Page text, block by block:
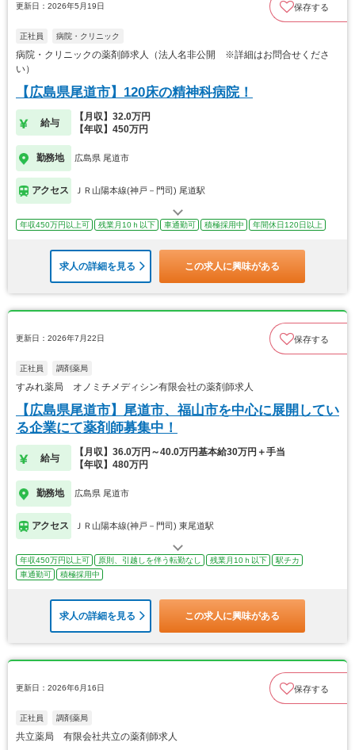
更新日：2026年5月19日 保存する
正社員 病院・クリニック
病院・クリニックの薬剤師求人（法人名非公開 ※詳細はお問合せくださ
い）
【広島県尾道市】120床の精神科病院！
給与
【月収】32.0万円
【年収】450万円
勤務地 広島県 尾道市
アクセス ＪＲ山陽本線(神戸－門司) 尾道駅
年収450万円以上可 残業月10ｈ以下 車通勤可 積極採用中 年間休日120日以上
求人の詳細を見る この求人に興味がある
更新日：2026年7月22日 保存する
正社員 調剤薬局
すみれ薬局 オノミチメディシン有限会社の薬剤師求人
【広島県尾道市】尾道市、福山市を中心に展開してい
る企業にて薬剤師募集中！
給与
【月収】36.0万円～40.0万円基本給30万円＋手当
【年収】480万円
勤務地 広島県 尾道市
アクセス ＪＲ山陽本線(神戸－門司) 東尾道駅
年収450万円以上可 原則、引越しを伴う転勤なし 残業月10ｈ以下
駅チカ
車通勤可
積極採用中
求人の詳細を見る この求人に興味がある
更新日：2026年6月16日 保存する
正社員 調剤薬局
共立薬局 有限会社共立の薬剤師求人